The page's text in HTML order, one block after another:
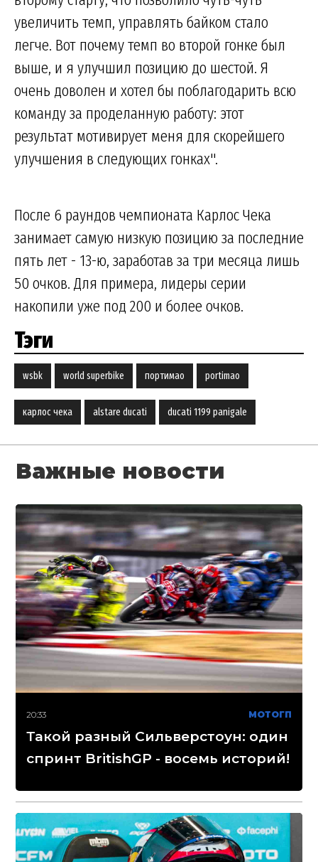
увеличить темп, управлять байком стало
легче. Вот почему темп во второй гонке был
выше, и я улучшил позицию до шестой. Я
очень доволен и хотел бы поблагодарить всю
команду за проделанную работу: этот
результат мотивирует меня для скорейшего
улучшения в следующих гонках".
После 6 раундов чемпионата Карлос Чека
занимает самую низкую позицию за последние
пять лет - 13-ю, заработав за три месяца лишь
50 очков. Для примера, лидеры серии
накопили уже под 200 и более очков.
Тэги
wsbk world superbike портимао portimao
карлос чека alstare ducati ducati 1199 panigale
Важные новости
20:33 МОТОГП
Такой разный Сильверстоун: один
спринт BritishGP - восемь историй!